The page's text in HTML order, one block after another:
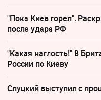
"Пока Киев горел".
после удара РФ
"Какая наглость!" В
России по Киеву
Слуцкий выступил с